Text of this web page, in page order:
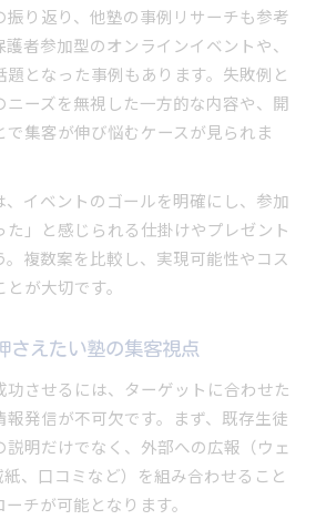
振り返り、他塾の事例リサーチも参考
者参加型のオンラインイベントや、
となった事例もあります。失敗例と
ニーズを無視した一方的な内容や、開
集客が伸び悩むケースが見られま
、イベントのゴールを明確にし、参加
」と感じられる仕掛けやプレゼント
複数案を比較し、実現可能性やコス
が大切です。
さえたい塾の集客視点
させるには、ターゲットに合わせた
発信が不可欠です。まず、既存生徒
明だけでなく、外部への広報（ウェ
、口コミなど）を組み合わせること
チが可能となります。